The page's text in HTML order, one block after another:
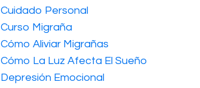
Cuidado Personal
Curso Migraña
Cómo Aliviar Migrañas
Cómo La Luz Afecta El Sueño
Depresión Emocional